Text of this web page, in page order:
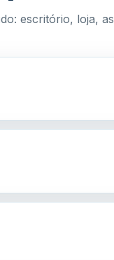
escritório, loja,